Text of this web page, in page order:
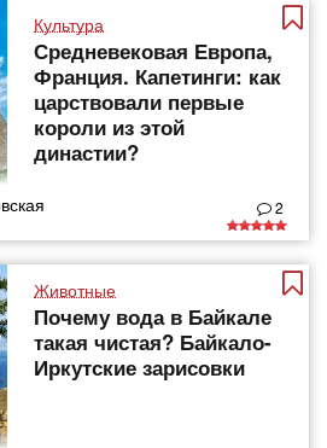
Культура
Средневековая Европа,
Франция. Капетинги: как
царствовали первые
короли из этой
династии?
2
Животные
Почему вода в Байкале
такая чистая? Байкало-
Иркутские зарисовки